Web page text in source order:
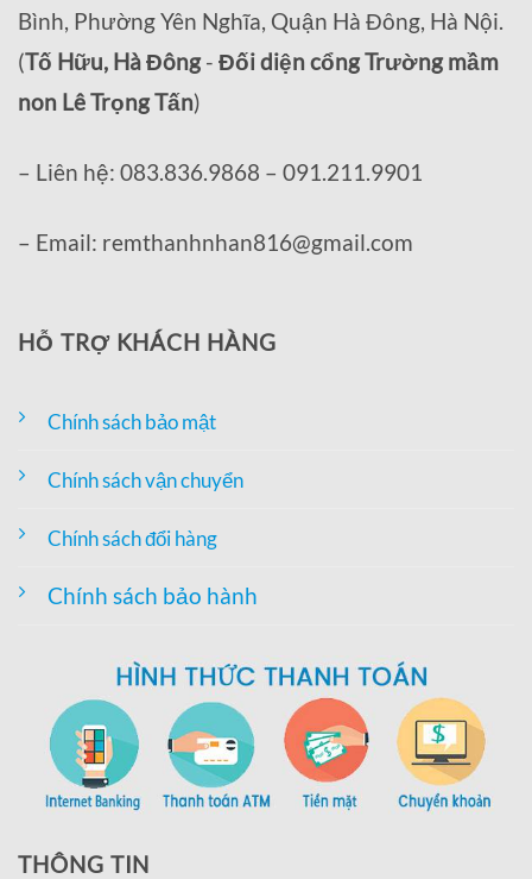
Bình, Phường Yên Nghĩa, Quận Hà Đông, Hà Nội.
(Tố Hữu, Hà Đông- Đối diện cổng Trường mầm
non Lê Trọng Tấn)
– Liên hệ: 083.836.9868 – 091.211.9901
– Email: remthanhnhan816@gmail.com
HỖ TRỢ KHÁCH HÀNG
Chính sách bảo mật
Chính sách vận chuyển
Chính sách đổi hàng
Chính sách bảo hành
THÔNG TIN